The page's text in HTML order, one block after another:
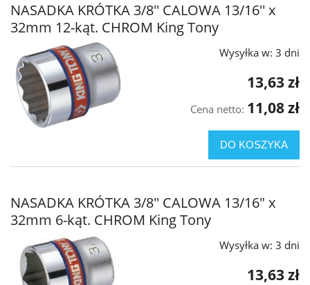
NASADKA KRÓTKA 3/8'' CALOWA 13/16'' x
32mm 12-kąt. CHROM King Tony
Wysyłka w: 3 dni
13,63 zł
Cena netto: 11,08 zł
DO KOSZYKA
NASADKA KRÓTKA 3/8'' CALOWA 13/16" x
32mm 6-kąt. CHROM King Tony
Wysyłka w: 3 dni
13,63 zł